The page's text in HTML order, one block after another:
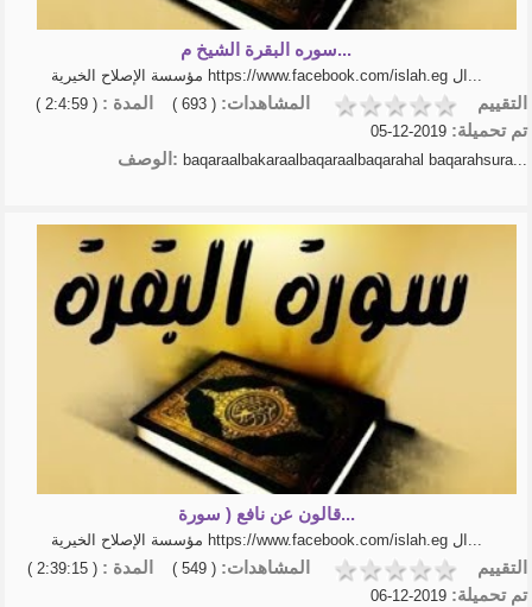
سوره البقرة الشيخ م...
التقييم المشاهدات: ( 693 ) المدة : ( 2:4:59 )
تم تحميلة: 2019-12-05
الوصف: baqaraalbakaraalbaqaraalbaqarahal baqarahsura...
قالون عن نافع ( سورة...
مؤسسة الإصلاح الخيرية https://www.facebook.com/islah.eg ال...
التقييم المشاهدات: ( 549 ) المدة : ( 2:39:15 )
تم تحميلة: 2019-12-06